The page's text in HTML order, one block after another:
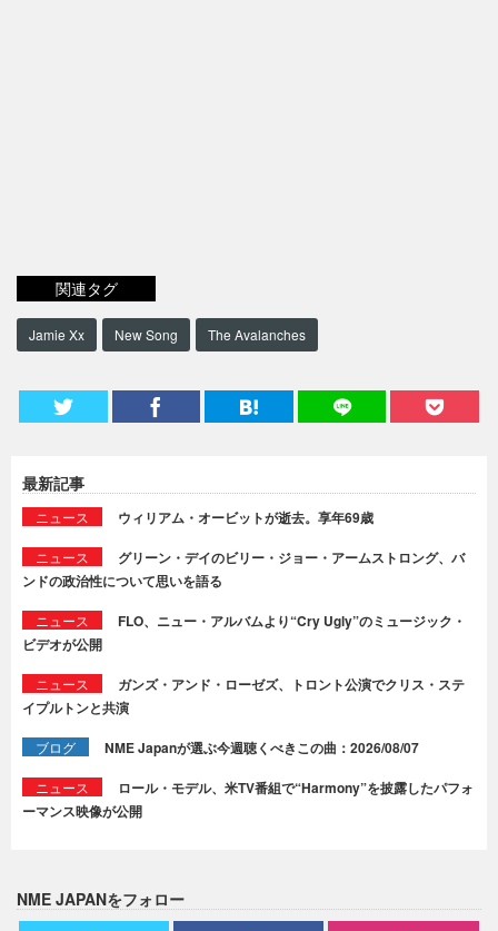
関連タグ
Jamie Xx New Song The Avalanches
最新記事
ニュース ウィリアム・オービットが逝去。享年69歳
ニュース
グリーン・デイのビリー・ジョー・アームストロング、バ
ンドの政治性について思いを語る
ニュース
FLO、ニュー・アルバムより“Cry Ugly”のミュージック・
ビデオが公開
ニュース
ガンズ・アンド・ローゼズ、トロント公演でクリス・ステ
イプルトンと共演
ブログ NME Japanが選ぶ今週聴くべきこの曲：2026/08/07
ニュース
ロール・モデル、米TV番組で“Harmony”を披露したパフォ
ーマンス映像が公開
NME JAPANをフォロー